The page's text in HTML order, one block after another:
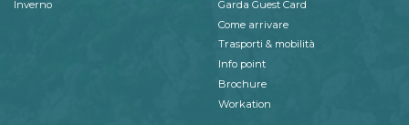
Inverno
Garda Guest Card
Come arrivare
Trasporti & mobilità
Info point
Brochure
Workation